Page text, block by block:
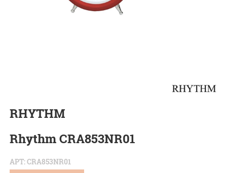
RHYTHM
Rhythm CRA853NR01
АРТ: CRA853NR01